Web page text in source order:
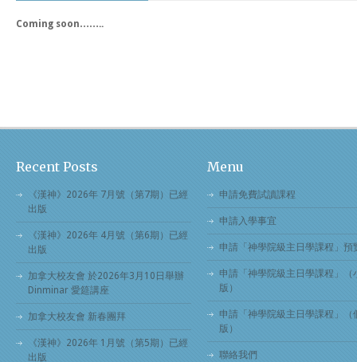
Coming soon……..
Recent Posts
《漢神》2026年 7月號（第7期）已經
出版
《漢神》2026年 4月號（第6期）已經
出版
加拿大校友會 於2026年3月10日舉辦
Dinminar 愛筵講座
加拿大校友會 新春團拜
《漢神》2026年 1月號（第5期）已經
出版
Menu
申請免費試讀課程
申請入學事宜
申請「神學院級主日學課程」預
申請「神學院級主日學課程」（
版）
申請「神學院級主日學課程」（
版）
聯絡我們